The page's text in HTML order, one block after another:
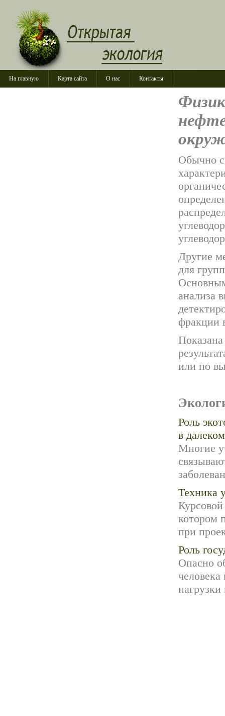
На главную Карта сайта О нас Контакты
Обычно
Другие
для
анализа
фракции
или по
Роль
в
Многие
Техника
котором
при
Роль
Опасно